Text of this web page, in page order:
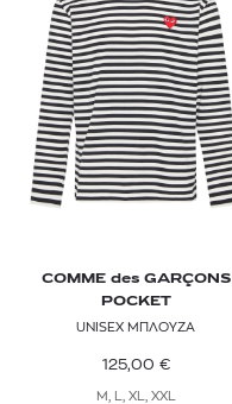
COMME des GARÇONS
POCKET
UNISEX ΜΠΛΟΥΖΑ
125,00 €
M, L, XL, XXL